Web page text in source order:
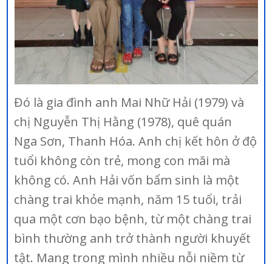
Đó là gia đình anh Mai Nhữ Hải (1979) và
chị Nguyễn Thị Hằng (1978), quê quán
Nga Sơn, Thanh Hóa. Anh chị kết hôn ở độ
tuổi không còn trẻ, mong con mãi mà
không có. Anh Hải vốn bẩm sinh là một
chàng trai khỏe mạnh, năm 15 tuổi, trải
qua một cơn bạo bệnh, từ một chàng trai
bình thường anh trở thành người khuyết
tật. Mang trong mình nhiều nỗi niềm từ